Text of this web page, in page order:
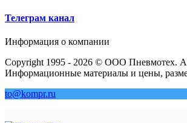
Телеграм канал
Информация о компании
Copyright 1995 - 2026 © ООО Пневмотех.
Информационные материалы и цены,
to@kompr.ru